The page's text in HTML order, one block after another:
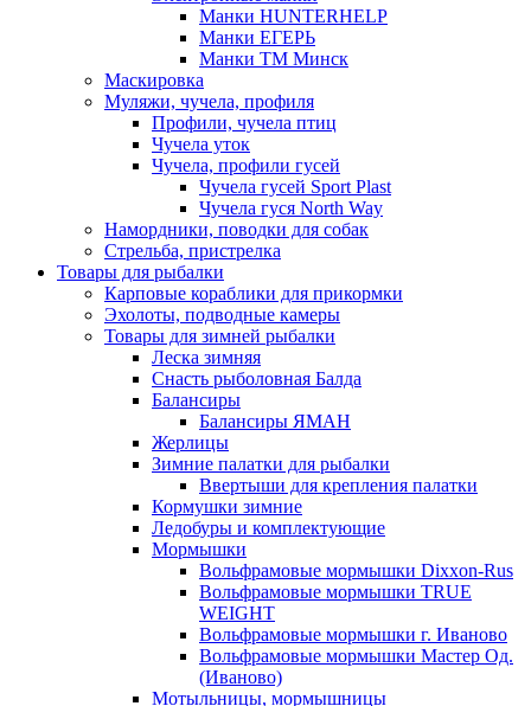
Манки HUNTERHELP
Манки ЕГЕРЬ
Манки ТМ Минск
Маскировка
Муляжи, чучела, профиля
Профили, чучела птиц
Чучела уток
Чучела, профили гусей
Чучела гусей Sport Plast
Чучела гуся North Way
Намордники, поводки для собак
Стрельба, пристрелка
Товары для рыбалки
Карповые кораблики для прикормки
Эхолоты, подводные камеры
Товары для зимней рыбалки
Леска зимняя
Снасть рыболовная Балда
Балансиры
Балансиры ЯМАН
Жерлицы
Зимние палатки для рыбалки
Ввертыши для крепления палатки
Кормушки зимние
Ледобуры и комплектующие
Мормышки
Вольфрамовые мормышки Dixxon-Rus
Вольфрамовые мормышки TRUE
WEIGHT
Вольфрамовые мормышки г. Иваново
Вольфрамовые мормышки Мастер Од.
(Иваново)
Мотыльницы, мормышницы